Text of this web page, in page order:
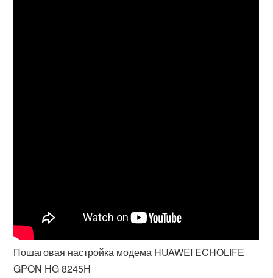
Пошаговая настройка модема HUAWEI ECHOLIFE
GPON HG 8245H